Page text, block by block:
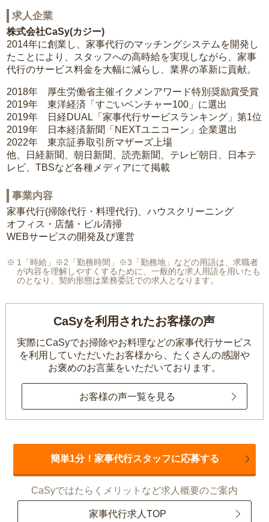
求人企業
株式会社CaSy(カジー)
2014年に創業し、家事代行のマッチングシステムを開発し
たことにより、スタッフへの高時給を実現しながら、家事
代行のサービス料金を大幅に減らし、業界の革新に貢献。
2018年 厚生労働省主催イクメンアワード特別奨励賞受賞
2019年 東洋経済「すごいベンチャー100」に選出
2019年 日経DUAL「家事代行サービスランキング」第1位
2019年 日本経済新聞「NEXTユニコーン」企業選出
2022年 東京証券取引所マザーズ上場
他、日経新聞、朝日新聞、読売新聞、テレビ朝日、日本テ
レビ、TBSなど各種メディアにて掲載
事業内容
家事代行(掃除代行・料理代行)、ハウスクリーニング
オフィス・店舗・ビル清掃
WEBサービスの開発及び運営
1「時給」※2「勤務時間」※3「勤務地」などの用語は、求職者
が内容を理解しやすくするために、一般的な求人用語を用いたも
のとなり、契約形態は業務委託での求人となります。
CaSyを利用されたお客様の声
実際にCaSyでお掃除やお料理などの家事代行サービス
を利用していただいたお客様から、 たくさんの感謝や
お褒めのお言葉をいただいております。
お客様の声一覧を見る
簡単1分！家事代行スタッフに応募する
CaSyではたらくメリットなど求人概要のご案内
家事代行求人TOP